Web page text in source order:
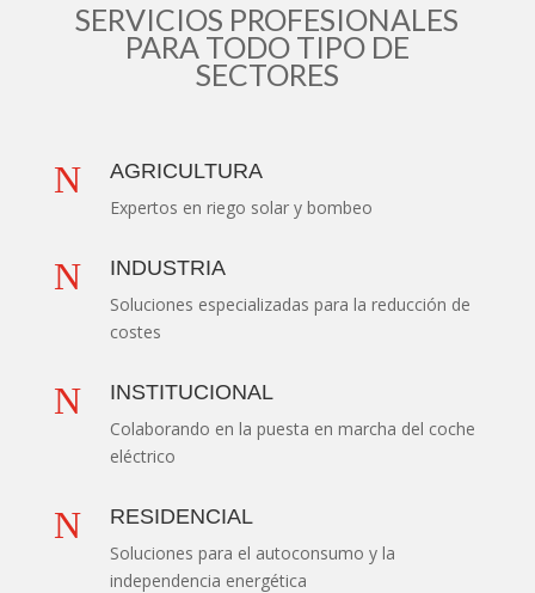
SERVICIOS PROFESIONALES
PARA TODO TIPO DE
SECTORES
N AGRICULTURA
Expertos en riego solar y bombeo
N INDUSTRIA
Soluciones especializadas para la reducción de
costes
N INSTITUCIONAL
Colaborando en la puesta en marcha del coche
eléctrico
N RESIDENCIAL
Soluciones para el autoconsumo y la
independencia energética